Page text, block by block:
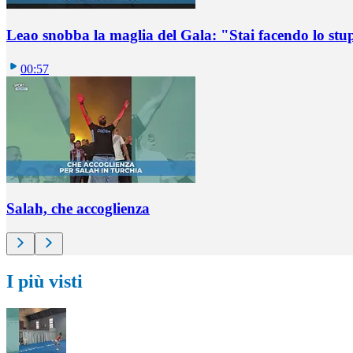
Leao snobba la maglia del Gala: "Stai facendo lo
00:57
Salah, che accoglienza
I più visti